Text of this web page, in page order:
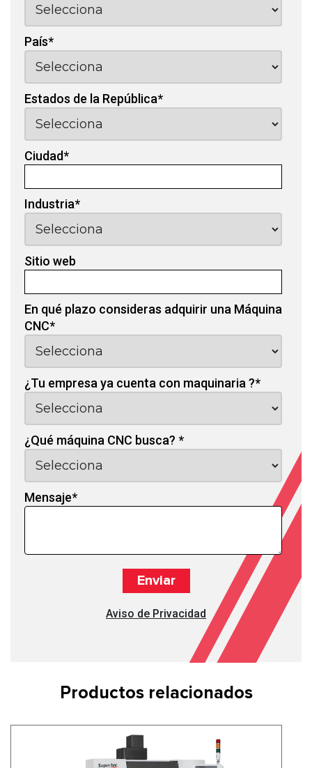
País*
Estados de la República*
Ciudad*
Industria*
Sitio web
En qué plazo consideras adquirir una Máquina
CNC*
¿Tu empresa ya cuenta con maquinaria ?*
¿Qué máquina CNC busca? *
Mensaje*
Aviso de Privacidad
Productos relacionados